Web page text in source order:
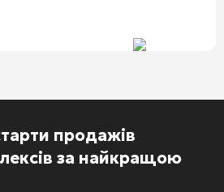
продажів
за найкращою